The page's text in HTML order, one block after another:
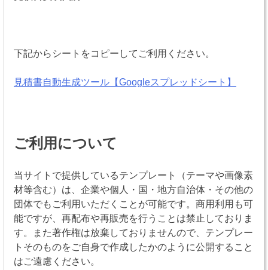
下記からシートをコピーしてご利用ください。
見積書自動生成ツール【Googleスプレッドシート】
ご利用について
当サイトで提供しているテンプレート（テーマや画像素
材等含む）は、企業や個人・国・地方自治体・その他の
団体でもご利用いただくことが可能です。商用利用も可
能ですが、再配布や再販売を行うことは禁止しておりま
す。また著作権は放棄しておりませんので、テンプレー
トそのものをご自身で作成したかのように公開すること
はご遠慮ください。